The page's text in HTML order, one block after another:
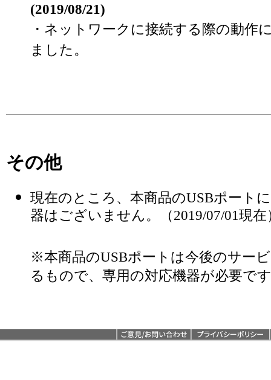
(2019/08/21)
・ネットワークに接続する際の動作
ました。
その他
現在のところ、本商品のUSBポート
器はございません。（2019/07/01現在
※本商品のUSBポートは今後のサー
るもので、専用の対応機器が必要で